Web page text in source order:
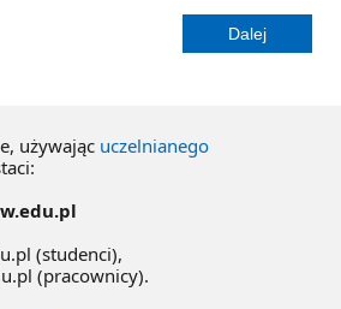
używając uczelnianego
(studenci),
(pracownicy).